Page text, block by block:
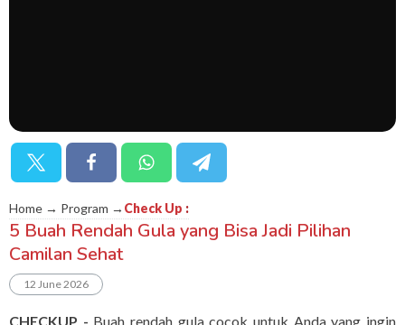
Home → Program → Check Up :
5 Buah Rendah Gula yang Bisa Jadi Pilihan
Camilan Sehat
12 June 2026
CHECKUP - Buah rendah gula cocok untuk Anda yang ingin